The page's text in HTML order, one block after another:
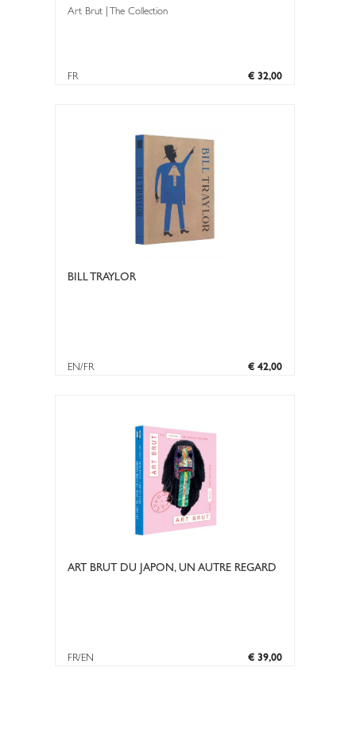
Art Brut | The Collection
€ 32,00
FR
BILL TRAYLOR
€ 42,00
EN/FR
ART BRUT DU JAPON, UN AUTRE REGARD
€ 39,00
FR/EN